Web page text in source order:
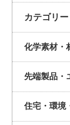
カテゴリー
化学素材・
先端製品・
住宅・環境